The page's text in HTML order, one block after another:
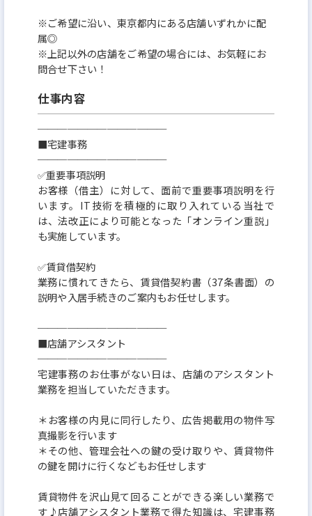
※ご希望に沿い、東京都内にある店舗いずれかに配
属◎
※上記以外の店舗をご希望の場合には、お気軽にお
問合せ下さい！
仕事内容
─────────────
■宅建事務
─────────────
✅重要事項説明
お客様（借主）に対して、面前で重要事項説明を行
います。IT技術を積極的に取り入れている当社で
は、法改正により可能となった「オンライン重説」
も実施しています。
✅賃貸借契約
業務に慣れてきたら、賃貸借契約書（37条書面）の
説明や入居手続きのご案内もお任せします。
─────────────
■店舗アシスタント
─────────────
宅建事務のお仕事がない日は、店舗のアシスタント
業務を担当していただきます。
＊お客様の内見に同行したり、広告掲載用の物件写
真撮影を行います
＊その他、管理会社への鍵の受け取りや、賃貸物件
の鍵を開けに行くなどもお任せします
賃貸物件を沢山見て回ることができる楽しい業務で
す♪店舗アシスタント業務で得た知識は、宅建事務